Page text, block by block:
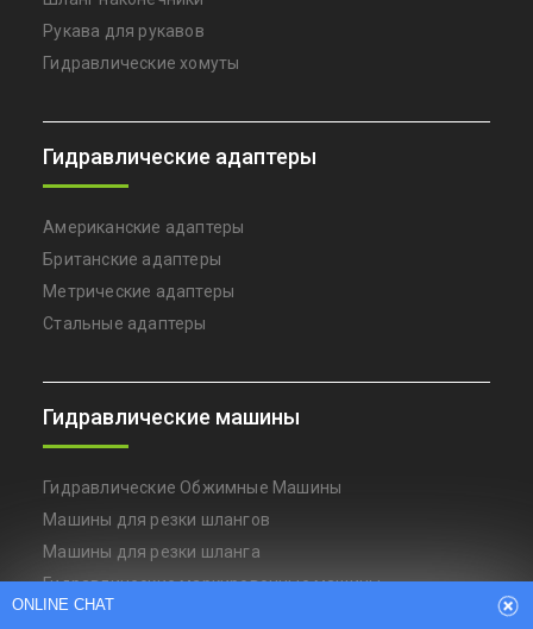
Рукава для рукавов
Гидравлические хомуты
Гидравлические адаптеры
Американские адаптеры
Британские адаптеры
Метрические адаптеры
Стальные адаптеры
Гидравлические машины
Гидравлические Обжимные Машины
Машины для резки шлангов
Машины для резки шланга
Гидравлические маркировочные машины
ONLINE CHAT